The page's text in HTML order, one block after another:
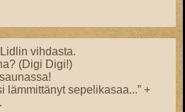
vihdasta.
(Digi Digi!)
lämmittänyt sepelikasaa...” +